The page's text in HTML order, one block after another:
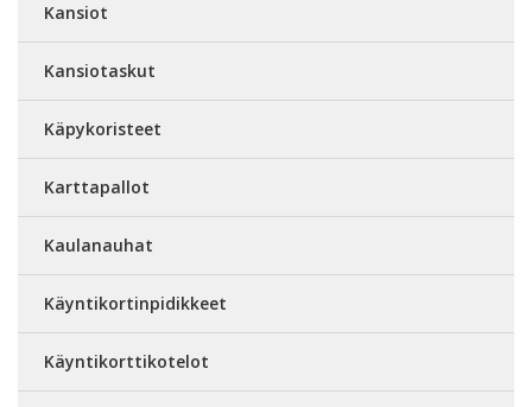
Kansiot
Kansiotaskut
Käpykoristeet
Karttapallot
Kaulanauhat
Käyntikortinpidikkeet
Käyntikorttikotelot